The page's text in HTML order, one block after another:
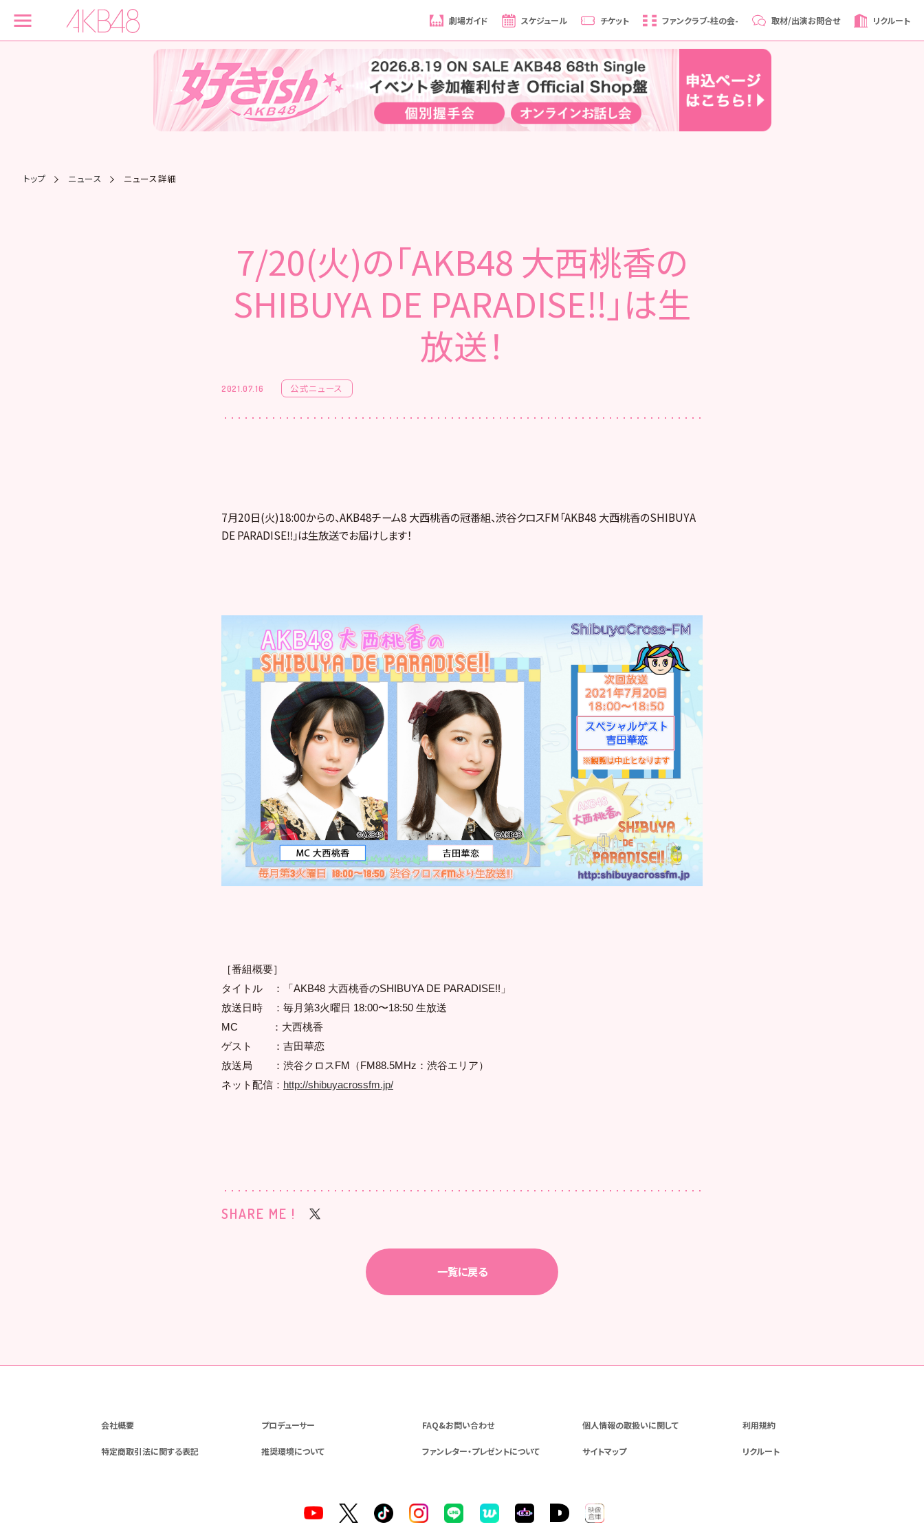
劇場ガイド スケジュール チケット ファンクラブ-柱の会- 取材/出演お問合せ リクルート
トップ ニュース ニュース詳細
7/20(火)の「AKB48 大西桃香の
SHIBUYA DE PARADISE‼」は生
放送！
2021.07.16 公式ニュース
7月20日(火)18:00からの、AKB48チーム8 大西桃香の冠番組、渋谷クロスFM「AKB48 大西桃香のSHIBUYA
DE PARADISE‼」は生放送でお届けします！
［番組概要］
タイトル ：「AKB48 大西桃香のSHIBUYA DE PARADISE!!」
放送日時 ：毎月第3火曜日 18:00〜18:50 生放送
MC ：大西桃香
ゲスト ：吉田華恋
放送局 ：渋谷クロスFM（FM88.5MHz：渋谷エリア）
ネット配信： http://shibuyacrossfm.jp/
SHARE ME !
一覧に戻る
会社概要 プロデューサー FAQ&お問い合わせ 個人情報の取扱いに関して 利用規約
特定商取引法に関する表記 推奨環境について ファンレター・プレゼントについて サイトマップ リクルート